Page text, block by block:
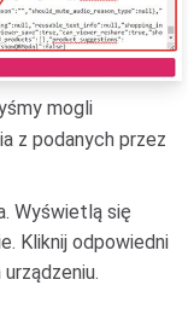
mogli
z podanych przez
Wyświetlą się
Kliknij odpowiedni